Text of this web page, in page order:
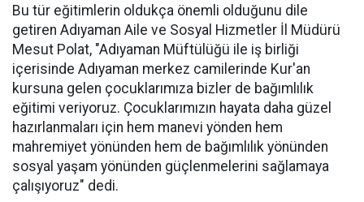
Bu tür eğitimlerin oldukça önemli olduğunu dile
getiren Adıyaman Aile ve Sosyal Hizmetler İl Müdürü
Mesut Polat, "Adıyaman Müftülüğü ile iş birliği
içerisinde Adıyaman merkez camilerinde Kur'an
kursuna gelen çocuklarımıza bizler de bağımlılık
eğitimi veriyoruz. Çocuklarımızın hayata daha güzel
hazırlanmaları için hem manevi yönden hem
mahremiyet yönünden hem de bağımlılık yönünden
sosyal yaşam yönünden güçlenmelerini sağlamaya
çalışıyoruz" dedi.